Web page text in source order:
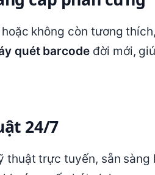
không còn tương
quét barcode đời mới,
24/7
thuật trực tuyến, sẵn